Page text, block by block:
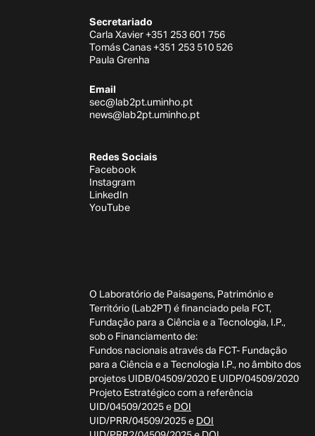
Secretariado
Carla Xavier +351 253 601 756
Tomás Canas +351 253 510 526
Paula Grenha
Email
sec@lab2pt.uminho.pt
news@lab2pt.uminho.pt
Redes Sociais
Facebook
Instagram
LinkedIn
YouTube
O Laboratório de Paisagens, Património e
Território (Lab2PT) é financiado pela FCT,
Fundação para a Ciência e a Tecnologia, I.P.,
sob o Financiamento de:
Fundos nacionais através da FCT- Fundação
para a Ciência e a Tecnologia I.P., no âmbito dos
projetos UIDB/04509/2020 E UIDP/04509/2020
Projeto Estratégico com a referência
UID/04509/2025 e DOI
UID/PRR/04509/2025 e DOI